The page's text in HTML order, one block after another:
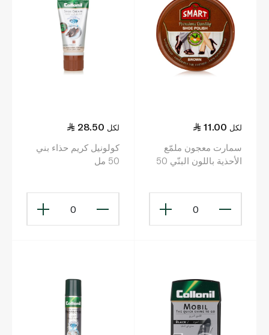
11.00 لكل
سمارت معجون ملمّع
الأحذية باللون البنّي 50
0
28.50 لكل
كولونيل كريم حذاء بني
50 مل
0